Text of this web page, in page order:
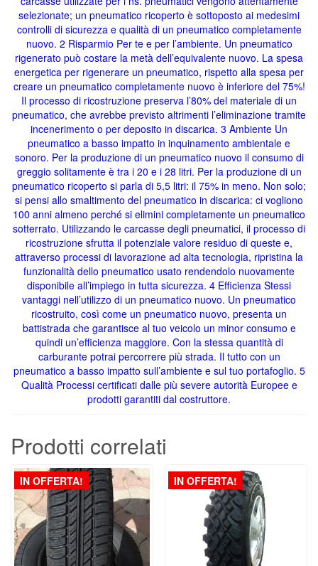
selezionate; un pneumatico ricoperto è sottoposto ai medesimi
controlli di sicurezza e qualità di un pneumatico completamente
nuovo. 2 Risparmio Per te e per l’ambiente. Un pneumatico
rigenerato può costare la metà dell’equivalente nuovo. La spesa
energetica per rigenerare un pneumatico, rispetto alla spesa per
creare un pneumatico completamente nuovo è inferiore del 75%!
Il processo di ricostruzione preserva l’80% del materiale di un
pneumatico, che avrebbe previsto altrimenti l’eliminazione tramite
incenerimento o per deposito in discarica. 3 Ambiente Un
pneumatico a basso impatto in inquinamento ambientale e
sonoro. Per la produzione di un pneumatico nuovo il consumo di
greggio solitamente è tra i 20 e i 28 litri. Per la produzione di un
pneumatico ricoperto si parla di 5,5 litri: il 75% in meno. Non solo;
si pensi allo smaltimento del pneumatico in discarica: ci vogliono
100 anni almeno perché si elimini completamente un pneumatico
sotterrato. Utilizzando le carcasse degli pneumatici, il processo di
ricostruzione sfrutta il potenziale valore residuo di queste e,
attraverso processi di lavorazione ad alta tecnologia, ripristina la
funzionalità dello pneumatico usato rendendolo nuovamente
disponibile all’impiego in tutta sicurezza. 4 Efficienza Stessi
vantaggi nell’utilizzo di un pneumatico nuovo. Un pneumatico
ricostruito, così come un pneumatico nuovo, presenta un
battistrada che garantisce al tuo veicolo un minor consumo e
quindi un’efficienza maggiore. Con la stessa quantità di
carburante potrai percorrere più strada. Il tutto con un
pneumatico a basso impatto sull’ambiente e sul tuo portafoglio. 5
Qualità Processi certificati dalle più severe autorità Europee e
prodotti garantiti dal costruttore.
Prodotti correlati
IN OFFERTA! IN OFFERTA!